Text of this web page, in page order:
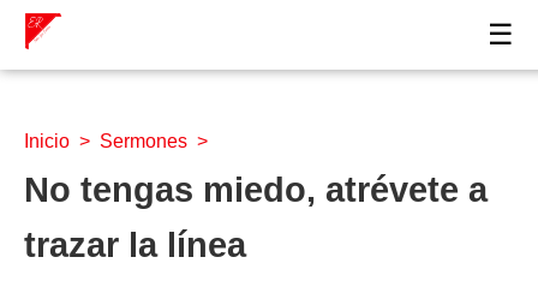
☰
Inicio > Sermones >
No tengas miedo, atrévete a
trazar la línea